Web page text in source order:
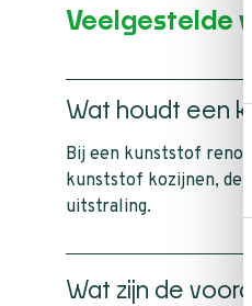
Veelgestelde
Wat houdt een
Bij een kunststof
kunststof kozijnen,
uitstraling.
Wat zijn de